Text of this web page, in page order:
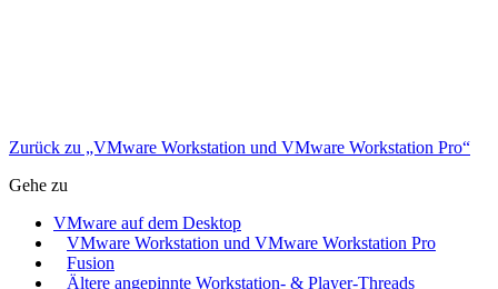
Zurück zu „VMware Workstation und VMware Workstation Pro“
Gehe zu
VMware auf dem Desktop
VMware Workstation und VMware Workstation Pro
Fusion
Ältere angepinnte Workstation- & Player-Threads